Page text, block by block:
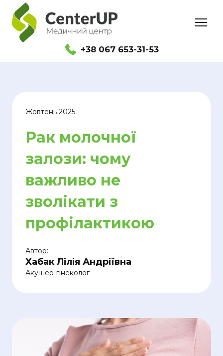
+38 067 653-31-53
Жовтень 2025
Рак молочної
залози: чому
важливо не
зволікати з
профілактикою
Автор:
Хабак Лілія Андріївна
Акушер-гінеколог